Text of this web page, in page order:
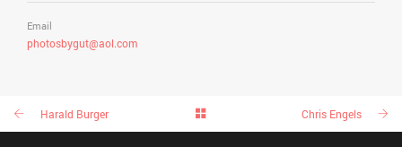
Email
photosbygut@aol.com
Harald Burger Chris Engels